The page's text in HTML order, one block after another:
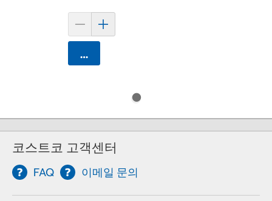
카트에 담기
코스트코 고객센터
FAQ 이메일 문의